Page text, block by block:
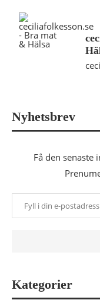
Nyhetsbrev
Få den
Kategorier